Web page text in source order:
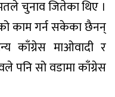
चुनाव जितेका थिए ।
काम गर्न सकेका छैनन्
काँग्रेस माओवादी र
पनि सो वडामा काँग्रेस